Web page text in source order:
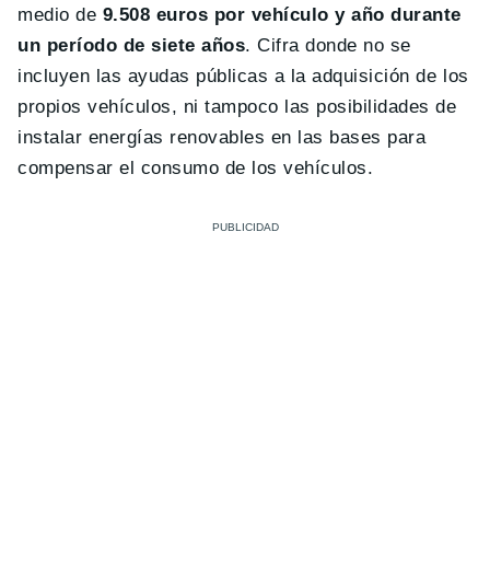
medio de 9.508 euros por vehículo y año durante
un período de siete años. Cifra donde no se
incluyen las ayudas públicas a la adquisición de los
propios vehículos, ni tampoco las posibilidades de
instalar energías renovables en las bases para
compensar el consumo de los vehículos.